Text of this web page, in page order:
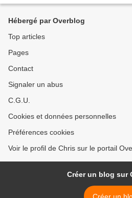
Hébergé par Overblog
Top articles
Pages
Contact
Signaler un abus
C.G.U.
Cookies et données personnelles
Préférences cookies
Voir le profil de Chris sur le portail
Créer un blog sur